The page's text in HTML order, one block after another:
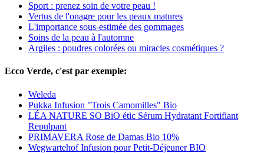
Sport : prenez soin de votre peau !
Vertus de l'onagre pour les peaux matures
L'importance sous-estimée des gommages
Soins de la peau à l'automne
Argiles : poudres colorées ou miracles cosmétiques ?
Ecco Verde, c'est par exemple:
Weleda
Pukka Infusion "Trois Camomilles" Bio
LÉA NATURE SO BiO étic Sérum Hydratant Fortifiant
Repulpant
PRIMAVERA Rose de Damas Bio 10%
Wegwartehof Infusion pour Petit-Déjeuner BIO